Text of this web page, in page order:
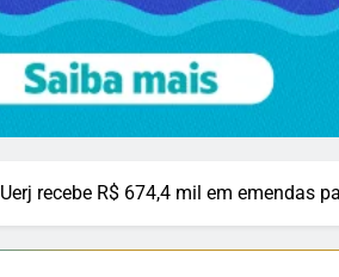
Uerj recebe R$ 674,4 mil em emendas